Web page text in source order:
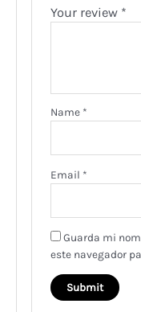
Your review *
Name *
Email *
Guarda mi
este navegador